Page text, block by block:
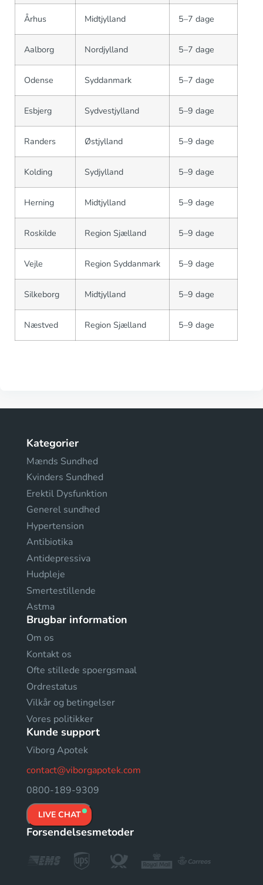
Århus Midtjylland 5–7 dage
Aalborg Nordjylland 5–7 dage
Odense Syddanmark 5–7 dage
Esbjerg Sydvestjylland 5–9 dage
Randers Østjylland 5–9 dage
Kolding Sydjylland 5–9 dage
Herning Midtjylland 5–9 dage
Roskilde Region Sjælland 5–9 dage
Vejle Region Syddanmark 5–9 dage
Silkeborg Midtjylland 5–9 dage
Næstved Region Sjælland 5–9 dage
Kategorier
Mænds Sundhed
Kvinders Sundhed
Erektil Dysfunktion
Generel sundhed
Hypertension
Antibiotika
Antidepressiva
Hudpleje
Smertestillende
Astma
Brugbar information
Om os
Kontakt os
Ofte stillede spoergsmaal
Ordrestatus
Vilkår og betingelser
Vores politikker
Kunde support
Viborg Apotek
contact@viborgapotek.com
0800-189-9309
LIVE CHAT
Forsendelsesmetoder